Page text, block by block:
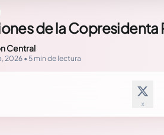
de la Copresidenta
Central
2026 • 5 min de lectura
X